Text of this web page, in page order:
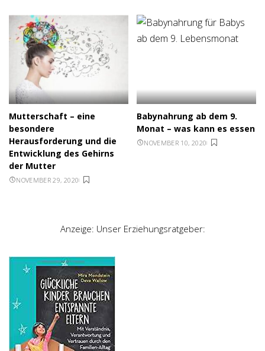
Mutterschaft – eine
besondere
Herausforderung und die
Entwicklung des Gehirns
der Mutter
NOVEMBER 29, 2020
Babynahrung ab dem 9.
Monat – was kann es essen
NOVEMBER 10, 2020
Anzeige: Unser Erziehungsratgeber: